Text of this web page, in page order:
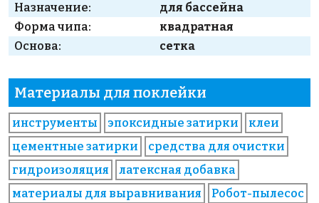
Назначение:
для бассейна
Форма чипа:
квадратная
Основа:
сетка
Материалы для поклейки
инструменты эпоксидные затирки
клеи
цементные затирки
средства для очистки
гидроизоляция
латексная добавка
материалы для выравнивания
Робот-пылесос